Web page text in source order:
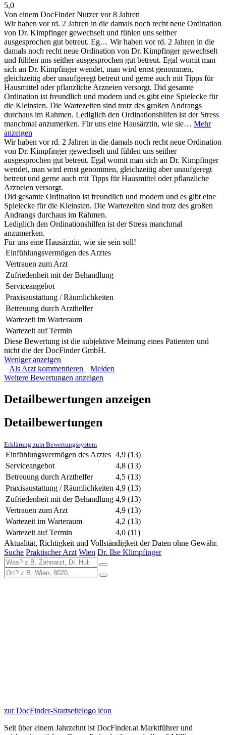
5,0
Von einem DocFinder Nutzervor 8 Jahren
Wir haben vor rd. 2 Jahren in die damals noch recht neue Ordination
von Dr. Kimpfinger gewechselt und fühlen uns seither
ausgesprochen gut betreut. Eg… Wir haben vor rd. 2 Jahren in die
damals noch recht neue Ordination von Dr. Kimpfinger gewechselt
und fühlen uns seither ausgesprochen gut betreut. Egal womit man
sich an Dr. Kimpfinger wendet, man wird ernst genommen,
gleichzeitig aber unaufgeregt betreut und gerne auch mit Tipps für
Hausmittel oder pflanzliche Arzneien versorgt. Did gesamte
Ordination ist freundlich und modern und es gibt eine Spielecke für
die Kleinsten. Die Wartezeiten sind trotz des großen Andrangs
durchaus im Rahmen. Lediglich den Ordinationshilfen ist der Stress
manchmal anzumerken. Für uns eine Hausärztin, wie sie… Mehr
anzeigen
Wir haben vor rd. 2 Jahren in die damals noch recht neue Ordination
von Dr. Kimpfinger gewechselt und fühlen uns seither
ausgesprochen gut betreut. Egal womit man sich an Dr. Kimpfinger
wendet, man wird ernst genommen, gleichzeitig aber unaufgeregt
betreut und gerne auch mit Tipps für Hausmittel oder pflanzliche
Arzneien versorgt.
Did gesamte Ordination ist freundlich und modern und es gibt eine
Spielecke für die Kleinsten. Die Wartezeiten sind trotz des großen
Andrangs durchaus im Rahmen.
Lediglich den Ordinationshilfen ist der Stress manchmal
anzumerken.
Für uns eine Hausärztin, wie sie sein soll!
Einfühlungsvermögen des Arztes
Vertrauen zum Arzt
Zufriedenheit mit der Behandlung
Serviceangebot
Praxisaustattung / Räumlichkeiten
Betreuung durch Arzthelfer
Wartezeit im Warteraum
Wartezeit auf Termin
Diese Bewertung ist die subjektive Meinung eines Patienten und
nicht die der DocFinder GmbH.
Weniger anzeigen
Als Arzt kommentieren
Melden
Weitere Bewertungen anzeigen
Detailbewertungen anzeigen
Detailbewertungen
Erklärung zum Bewertungssystem
Einfühlungsvermögen des Arztes 4,9 (13)
Serviceangebot
4,8 (13)
Betreuung durch Arzthelfer
4,5 (13)
Praxisaustattung / Räumlichkeiten 4,9 (13)
Zufriedenheit mit der Behandlung 4,9 (13)
Vertrauen zum Arzt
4,9 (13)
Wartezeit im Warteraum
4,2 (13)
Wartezeit auf Termin
4,0 (11)
Aktualität, Richtigkeit und Vollständigkeit der Daten ohne Gewähr.
Suche Praktischer Arzt Wien Dr. Ilse Klimpfinger
zur DocFinder-Startseitelogo icon
Seit über einem Jahrzehnt ist DocFinder.at Marktführer und